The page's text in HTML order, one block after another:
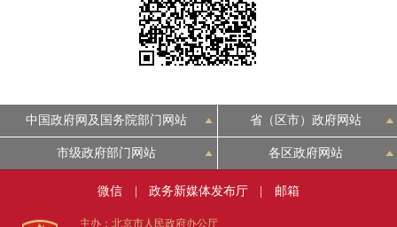
한국어
ESPAÑOL العربية PORTUGUÊS
ITALIANO
中国政府网及国务院部门网站 省（区市）政府网站
市级政府部门网站 各区政府网站
微信 政务新媒体发布厅 邮箱
主办：北京市人民政府办公厅